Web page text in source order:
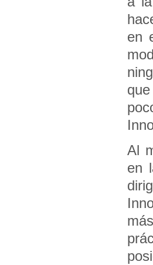
en
Al
en